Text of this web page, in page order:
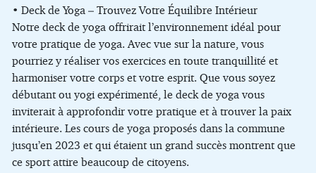
• Deck de Yoga – Trouvez Votre Équilibre Intérieur
Notre deck de yoga offrirait l’environnement idéal pour
votre pratique de yoga. Avec vue sur la nature, vous
pourriez y réaliser vos exercices en toute tranquillité et
harmoniser votre corps et votre esprit. Que vous soyez
débutant ou yogi expérimenté, le deck de yoga vous
inviterait à approfondir votre pratique et à trouver la paix
intérieure. Les cours de yoga proposés dans la commune
jusqu’en 2023 et qui étaient un grand succès montrent que
ce sport attire beaucoup de citoyens.